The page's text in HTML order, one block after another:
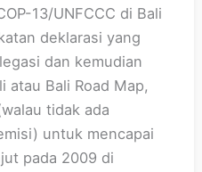
13/UNFCCC di Bali
deklarasi yang
dan kemudian
atau Bali Road Map,
tidak ada
untuk mencapai
pada 2009 di